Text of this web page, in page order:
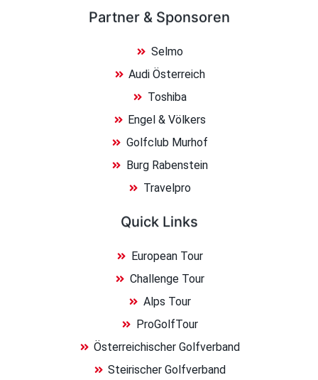
Partner & Sponsoren
Selmo
Audi Österreich
Toshiba
Engel & Völkers
Golfclub Murhof
Burg Rabenstein
Travelpro
Quick Links
European Tour
Challenge Tour
Alps Tour
ProGolfTour
Österreichischer Golfverband
Steirischer Golfverband